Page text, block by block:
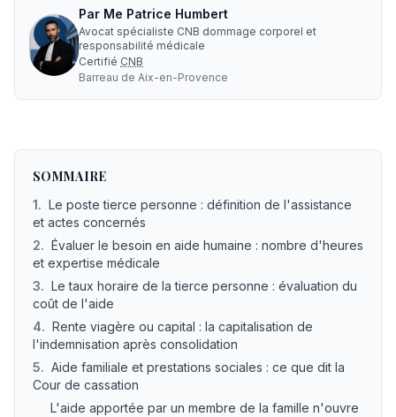
Par Me Patrice Humbert
Avocat spécialiste CNB dommage corporel et
responsabilité médicale
Certifié CNB
Barreau de Aix-en-Provence
SOMMAIRE
1. Le poste tierce personne : définition de l'assistance
et actes concernés
2. Évaluer le besoin en aide humaine : nombre d'heures
et expertise médicale
3. Le taux horaire de la tierce personne : évaluation du
coût de l'aide
4. Rente viagère ou capital : la capitalisation de
l'indemnisation après consolidation
5. Aide familiale et prestations sociales : ce que dit la
Cour de cassation
L'aide apportée par un membre de la famille n'ouvre